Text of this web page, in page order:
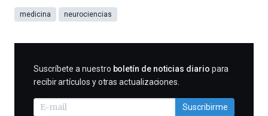
medicina neurociencias
SUSCRIBIRME
Suscríbete a nuestro boletín de noticias diario para
recibir artículos y otras actualizaciones.
Suscribirme